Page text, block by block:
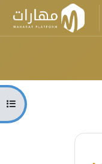
Open course index
Skip